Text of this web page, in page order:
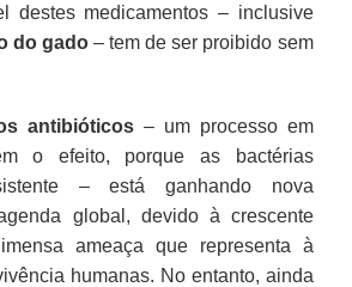
destes medicamentos – inclusive
do gado– tem de ser proibido sem
antibióticos – um processo em
o efeito, porque as bactérias
– está ganhando nova
global, devido à crescente
ameaça que representa à
humanas. No entanto, ainda